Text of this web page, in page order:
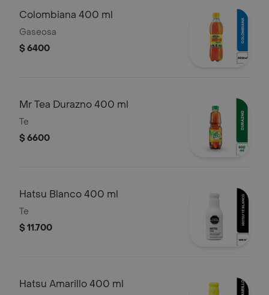
Colombiana 400 ml
Gaseosa
$ 6400
Mr Tea Durazno 400 ml
Te
$ 6600
Hatsu Blanco 400 ml
Te
$ 11.700
Hatsu Amarillo 400 ml